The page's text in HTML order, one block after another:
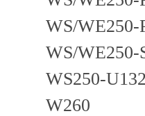
WS/WE250-
WS/WE250-
WS250-
W260